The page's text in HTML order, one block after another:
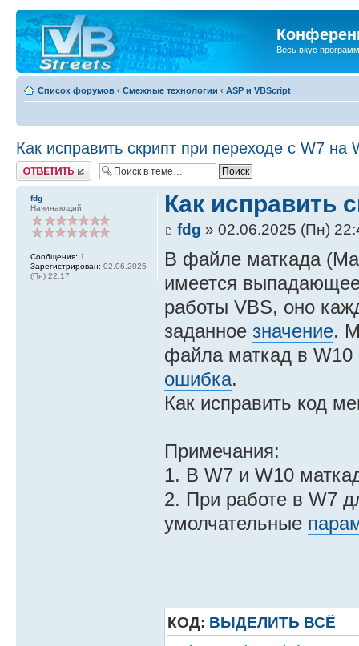
Весь вкус
Список форумов ‹ Смежные технологии ‹ ASP и VBScript
Как исправить скрипт при переходе с W7 на
Ответить
fdg
Начинающий
Сообщения: 1
Зарегистрирован: 02.06.2025
(Пн) 22:17
Как исправить
fdg » 02.06.2025 (Пн)
В файле маткада
имеется
работы VBS, оно
заданное значение.
файла маткад в W10
ошибка.
Как исправить код
Примечания:
1. В W7 и W10
2. При работе в W7
умолчательные
КОД: ВЫДЕЛИТЬ ВСЁ